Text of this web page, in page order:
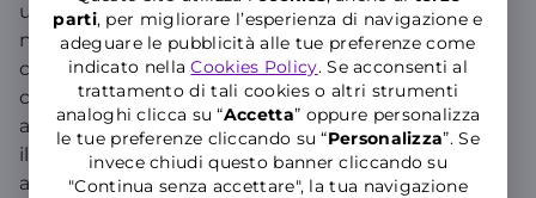
parti, per migliorare l’esperienza di navigazione e
adeguare le pubblicità alle tue preferenze come
indicato nellaCookies Policy. Se acconsenti al
trattamento di tali cookies o altri strumenti
analoghi clicca su “Accetta” oppure personalizza
le tue preferenze cliccando su “Personalizza”. Se
invece chiudi questo banner cliccando su
"Continua senza accettare", la tua navigazione
un link via e-mail dove potrai inserire i dati richiesti,
necessari per ricevere l’accredito del Cashback sul
conto corrente. L’accredito avverrà entro 21 giorni,
compatibilmente con le tempistiche relative
all’accredito bancario. solo se non è stato esercitato
il diritto di ripensamento o la polizza non è stata
annullata.